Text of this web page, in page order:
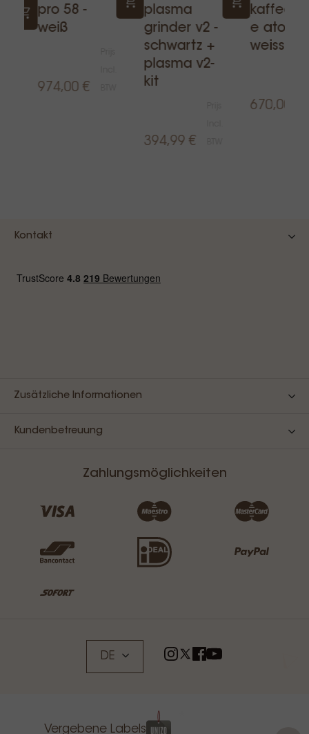
pro 58 -
weiß
974,00 €
plasma
grinder v2 -
schwartz +
plasma v2-
kit
394,99 €
e atom
weiss
670,00 €
Kontakt
Zusätzliche Informationen
Kundenbetreuung
Zahlungsmöglichkeiten
DE
Vergebene Labels